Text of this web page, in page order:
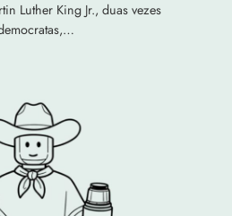
Luther King Jr., duas vezes